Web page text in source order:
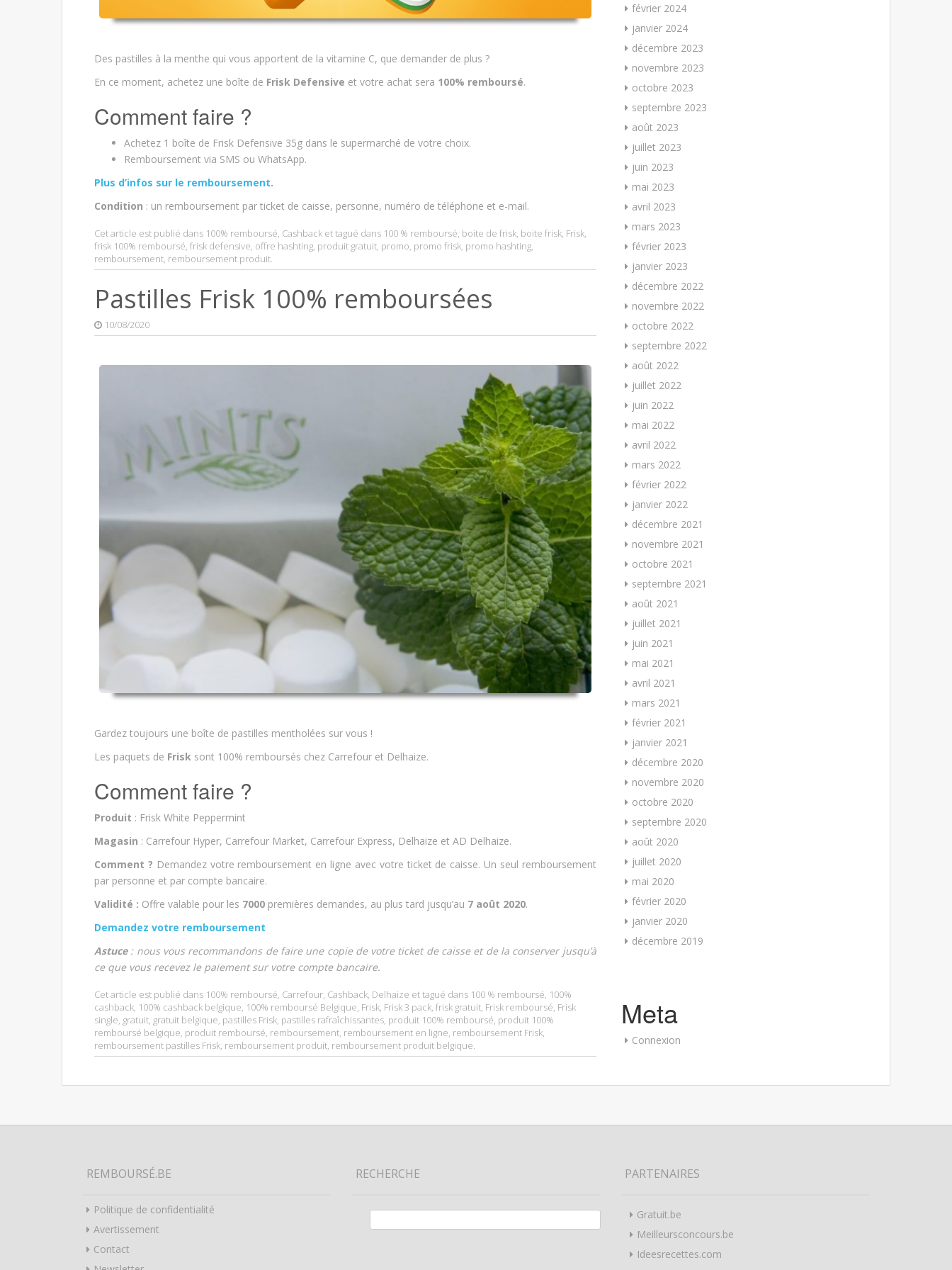
Des pastilles à la menthe qui vous apportent de la vitamine C, que demander de plus ?
En ce moment, achetez une boîte de Frisk Defensive et votre achat sera 100% remboursé.
Comment faire ?
Achetez 1 boîte de Frisk Defensive 35g dans le supermarché de votre choix.
Remboursement via SMS ou WhatsApp.
Plus d’infos sur le remboursement.
Condition : un remboursement par ticket de caisse, personne, numéro de téléphone et e-mail.
Cet article est publié dans 100% remboursé, Cashback et tagué dans 100 % remboursé, boite de frisk, boite frisk, Frisk,
frisk 100% remboursé, frisk defensive, offre hashting, produit gratuit, promo, promo frisk, promo hashting,
remboursement, remboursement produit.
Pastilles Frisk 100% remboursées
10/08/2020
Gardez toujours une boîte de pastilles mentholées sur vous !
Les paquets de Frisk sont 100% remboursés chez Carrefour et Delhaize.
Comment faire ?
Produit : Frisk White Peppermint
Magasin : Carrefour Hyper, Carrefour Market, Carrefour Express, Delhaize et AD Delhaize.
Comment ? Demandez votre remboursement en ligne avec votre ticket de caisse. Un seul remboursement
par personne et par compte bancaire.
Validité : Offre valable pour les 7000 premières demandes, au plus tard jusqu’au 7 août 2020.
Demandez votre remboursement
Astuce: nous vous recommandons de faire une copie de votre ticket de caisse et de la conserver jusqu’à
ce que vous recevez le paiement sur votre compte bancaire.
Cet article est publié dans 100% remboursé, Carrefour, Cashback, Delhaize et tagué dans 100 % remboursé, 100%
cashback, 100% cashback belgique, 100% remboursé Belgique, Frisk, Frisk 3 pack, frisk gratuit, Frisk remboursé, Frisk
single, gratuit, gratuit belgique, pastilles Frisk, pastilles rafraîchissantes, produit 100% remboursé, produit 100%
remboursé belgique, produit remboursé, remboursement, remboursement en ligne, remboursement Frisk,
remboursement pastilles Frisk, remboursement produit, remboursement produit belgique.
février 2024
janvier 2024
décembre 2023
novembre 2023
octobre 2023
septembre 2023
août 2023
juillet 2023
juin 2023
mai 2023
avril 2023
mars 2023
février 2023
janvier 2023
décembre 2022
novembre 2022
octobre 2022
septembre 2022
août 2022
juillet 2022
juin 2022
mai 2022
avril 2022
mars 2022
février 2022
janvier 2022
décembre 2021
novembre 2021
octobre 2021
septembre 2021
août 2021
juillet 2021
juin 2021
mai 2021
avril 2021
mars 2021
février 2021
janvier 2021
décembre 2020
novembre 2020
octobre 2020
septembre 2020
août 2020
juillet 2020
mai 2020
février 2020
janvier 2020
décembre 2019
Meta
Connexion
REMBOURSÉ.BE
Politique de confidentialité
Avertissement
Contact
RECHERCHE PARTENAIRES
Gratuit.be
Meilleursconcours.be
Ideesrecettes.com